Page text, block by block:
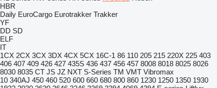
HBR
Daily EuroCargo Eurotrakker Trakker
YF
DD SD
ELF
IT
1CX 2CX 3CX 3DX 4CX 5CX 16C-1 86 110 205 215 220X 225 403
406 407 409 426 427 435S 436 437 456 457 8008 8018 8025 8026
8030 8035 CT JS JZ NXT S-Series TM VMT Vibromax
10 340AJ 450 460 520 600 660 680 800 860 1230 1250 1350 1930